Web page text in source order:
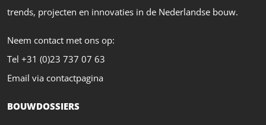
trends, projecten en innovaties in de Nederlandse bouw.
Neem contact met ons op:
Tel +31 (0)23 737 07 63
Email via contactpagina
BOUWDOSSIERS